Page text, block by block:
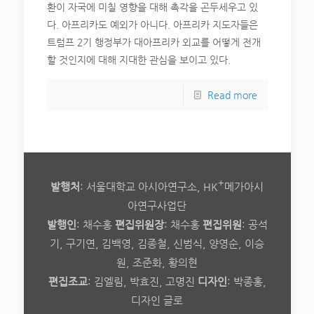
환이 자국에 미칠 영향을 대해 촉각을 곤두세우고 있
다. 아프리카도 예외가 아니다. 아프리카 지도자들은
트럼프 2기 행정부가 대아프리카 외교를 어떻게 전개
할 것인지에 대해 지대한 관심을 보이고 있다.
Read more
발행처 : 서울대학교 아시아연구소, HK+메가아시
아연구사업단
발행인: 채수홍 편집위원장: 채수홍 편집위원: 공석
기, 구기연, 김백영, 김종철, 신범식, 양영순, 이승
원, 조준화, 황의현
편집조교: 김엘림, 박효진, 고명진 디자인: 박종홍,
디자인 글로